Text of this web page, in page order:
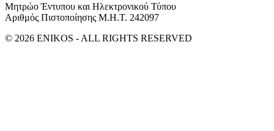
Μητρώο Έντυπου και Ηλεκτρονικού Τύπου
Αριθμός Πιστοποίησης Μ.Η.Τ. 242097
© 2026 ENIKOS - ALL RIGHTS RESERVED